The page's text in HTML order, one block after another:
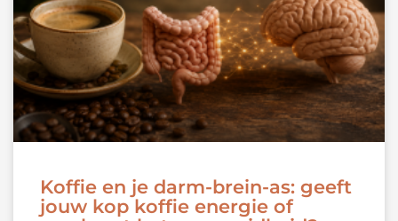
Koffie en je darm-brein-as: geeft
jouw kop koffie energie of